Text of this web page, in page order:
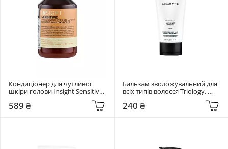
Кондиціонер для чутливої
шкіри голови Insight Sensitive
589 ₴
Бальзам зволожувальний для
всіх типів волосся Triology.
240 ₴